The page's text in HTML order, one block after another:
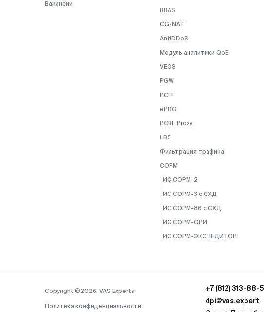
Вакансии
BRAS
CG-NAT
AntiDDoS
Модуль аналитики QoE
VEOS
PGW
PCEF
ePDG
PCRF Proxy
LBS
Фильтрация трафика
СОРМ
ИС СОРМ-2
ИС СОРМ-3 с СХД
ИС СОРМ-86 с СХД
ИС СОРМ-ОРИ
ИС СОРМ-ЭКСПЕДИТОР
Copyright ©2026, VAS Experts
Политика конфиденциальности
+7 (812) 313-88-
dpi@vas.expert